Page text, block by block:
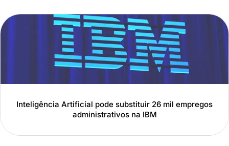
Inteligência Artificial pode substituir 26 mil empregos
administrativos na IBM